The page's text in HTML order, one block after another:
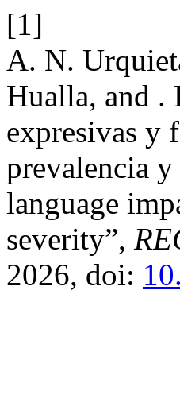
[1]
A. N.
Hualla, and .
expresivas y
prevalencia
language
severity”,
2026, doi: